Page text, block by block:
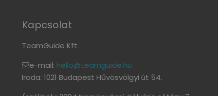
Kapcsolat
TeamGuide Kft.
e-mail: hello@teamguide.hu
Iroda: 1021 Budapest Hűvösvölgyi út 54.